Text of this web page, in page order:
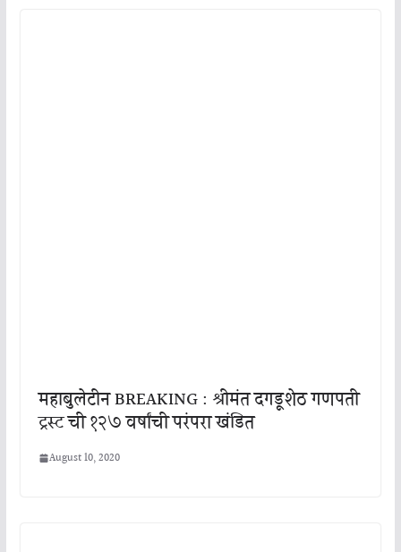
महाबुलेटीन BREAKING : श्रीमंत दगडूशेठ गणपती
ट्रस्ट ची १२७ वर्षांची परंपरा खंडित
August 10, 2020